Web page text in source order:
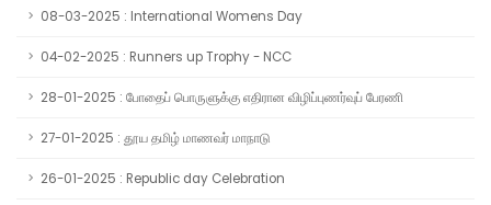
08-03-2025 : International Womens Day
04-02-2025 : Runners up Trophy - NCC
28-01-2025 : போதைப் பொருளுக்கு எதிரான விழிப்புணர்வுப் பேரணி
27-01-2025 : தூய தமிழ் மாணவர் மாநாடு
26-01-2025 : Republic day Celebration